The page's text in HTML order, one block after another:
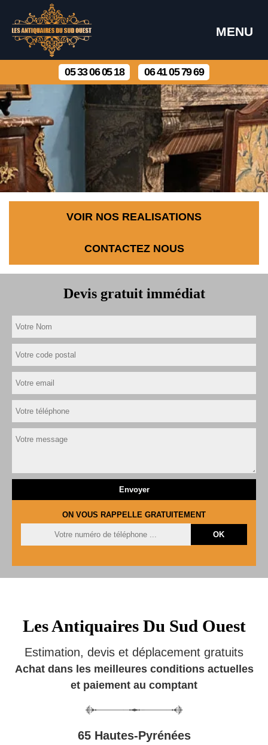
MENU
05 33 06 05 18 06 41 05 79 69
VOIR NOS REALISATIONS
CONTACTEZ NOUS
Devis gratuit immédiat
ON VOUS RAPPELLE GRATUITEMENT
Les Antiquaires Du Sud Ouest
Estimation, devis et déplacement gratuits
Achat dans les meilleures conditions actuelles
et paiement au comptant
65 Hautes-Pyrénées